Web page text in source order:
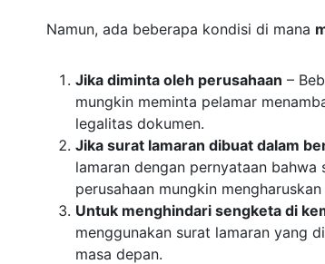
Namun, ada beberapa kondisi di mana
Jika diminta oleh perusahaan –
mungkin meminta pelamar
legalitas dokumen.
Jika surat lamaran dibuat dalam
lamaran dengan pernyataan
perusahaan mungkin
Untuk menghindari sengketa di
menggunakan surat lamaran yang
masa depan.